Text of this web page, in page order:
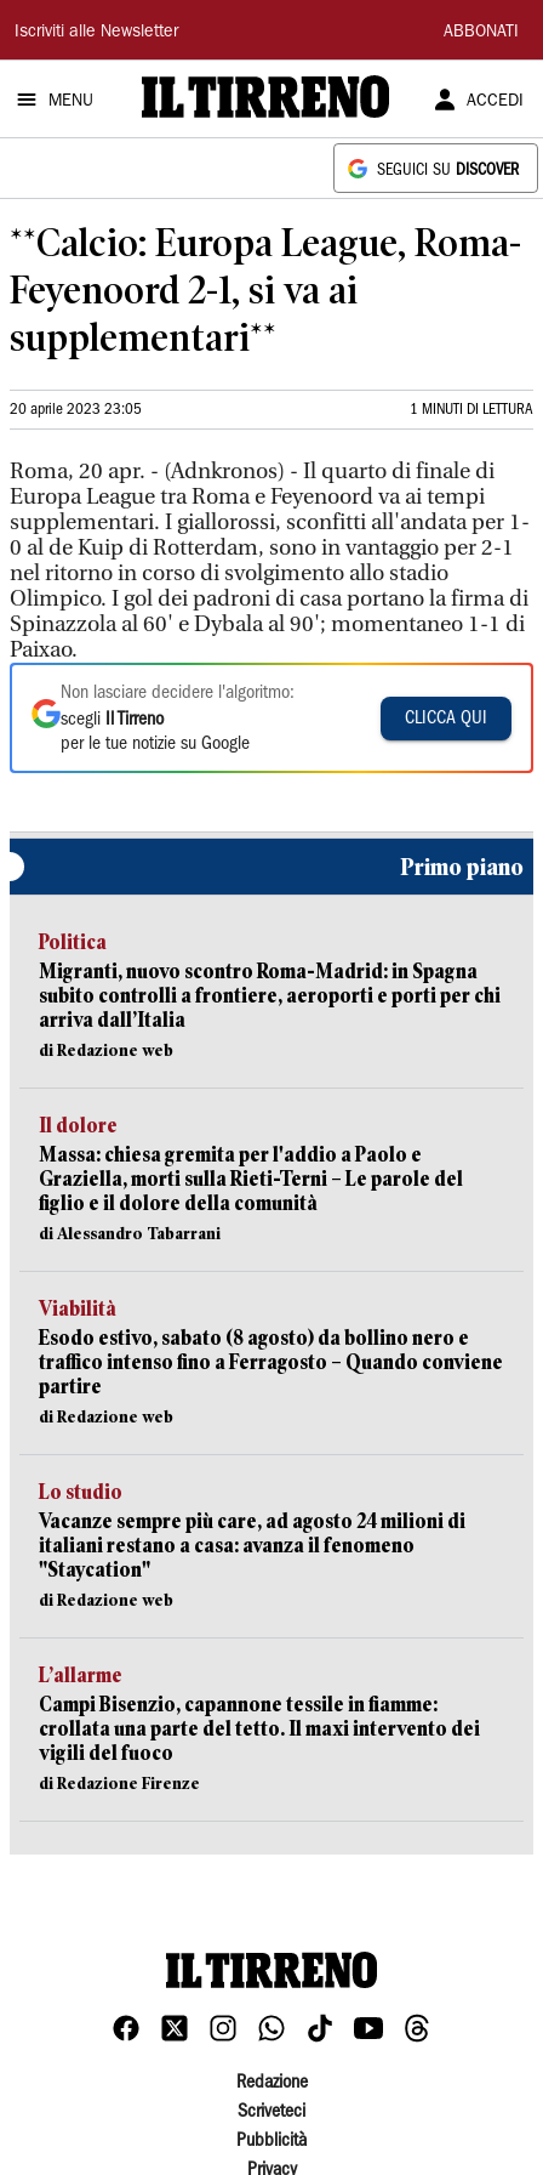
Il
Tirreno
Iscriviti alle Newsletter ABBONATI
MENU ACCEDI
SEGUICI SU DISCOVER
**Calcio: Europa League, Roma-
Feyenoord 2-1, si va ai
supplementari**
20 aprile 2023 23:05 1 MINUTI DI LETTURA
Roma, 20 apr. - (Adnkronos) - Il quarto di finale di
Europa League tra Roma e Feyenoord va ai tempi
supplementari. I giallorossi, sconfitti all'andata per 1-
0 al de Kuip di Rotterdam, sono in vantaggio per 2-1
nel ritorno in corso di svolgimento allo stadio
Olimpico. I gol dei padroni di casa portano la firma di
Spinazzola al 60' e Dybala al 90'; momentaneo 1-1 di
Paixao.
Non lasciare decidere l'algoritmo:
scegli
Il Tirreno
per le tue notizie su Google
CLICCA QUI
Primo piano
Politica
Migranti, nuovo scontro Roma-Madrid: in Spagna
subito controlli a frontiere, aeroporti e porti per chi
arriva dall’Italia
di Redazione web
Il dolore
Massa: chiesa gremita per l'addio a Paolo e
Graziella, morti sulla Rieti-Terni – Le parole del
figlio e il dolore della comunità
di Alessandro Tabarrani
Viabilità
Esodo estivo, sabato (8 agosto) da bollino nero e
traffico intenso fino a Ferragosto – Quando conviene
partire
di Redazione web
Lo studio
Vacanze sempre più care, ad agosto 24 milioni di
italiani restano a casa: avanza il fenomeno
"Staycation"
di Redazione web
L’allarme
Campi Bisenzio, capannone tessile in fiamme:
crollata una parte del tetto. Il maxi intervento dei
vigili del fuoco
di Redazione Firenze
Redazione
Scriveteci
Pubblicità
Privacy